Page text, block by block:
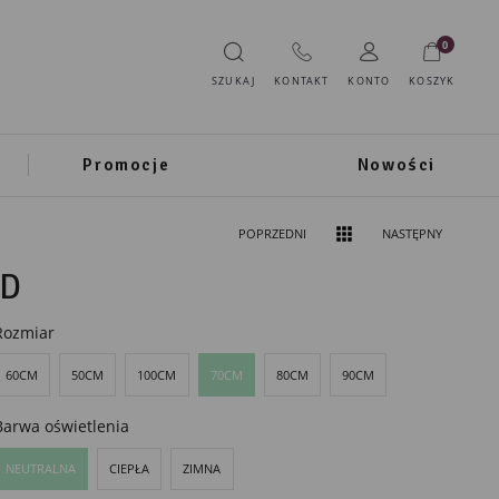
SZUKAJ KONTAKT KONTO KOSZYK
0
Promocje Nowości
POPRZEDNI NASTĘPNY
60CM 50CM 100CM 70CM 80CM 90CM
oświetlenia
NEUTRALNA CIEPŁA ZIMNA